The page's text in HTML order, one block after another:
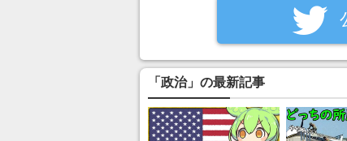
「政治」の最新記事